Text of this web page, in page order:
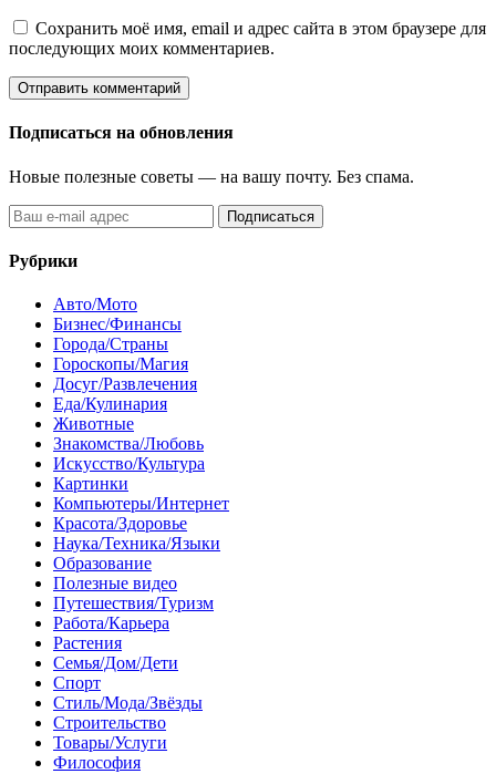
Сохранить моё имя, email и адрес сайта в этом браузере для
последующих моих комментариев.
Подписаться на обновления
Новые полезные советы — на вашу почту. Без спама.
Подписаться
Рубрики
Авто/Мото
Бизнес/Финансы
Города/Страны
Гороскопы/Магия
Досуг/Развлечения
Еда/Кулинария
Животные
Знакомства/Любовь
Искусство/Культура
Картинки
Компьютеры/Интернет
Красота/Здоровье
Наука/Техника/Языки
Образование
Полезные видео
Путешествия/Туризм
Работа/Карьера
Растения
Семья/Дом/Дети
Спорт
Стиль/Мода/Звёзды
Строительство
Товары/Услуги
Философия